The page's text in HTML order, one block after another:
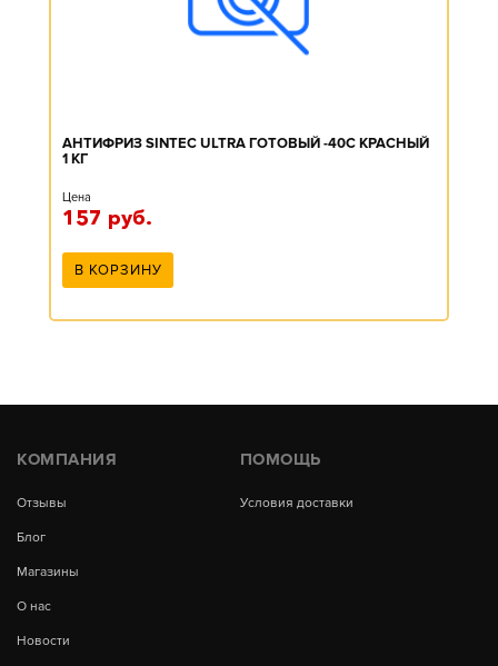
АНТИФРИЗ SINTEC ULTRA ГОТОВЫЙ -40C КРАСНЫЙ
1 КГ
Цена
157 руб.
В КОРЗИНУ
КОМПАНИЯ
Отзывы
Блог
Магазины
О нас
Новости
ПОМОЩЬ
Условия доставки